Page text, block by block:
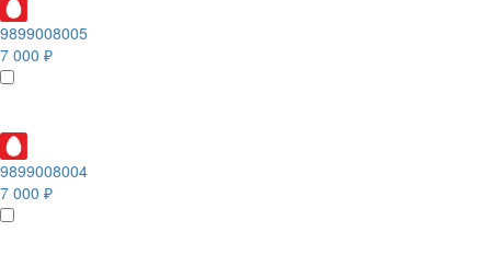
9899008005
7 000 ₽
9899008004
7 000 ₽